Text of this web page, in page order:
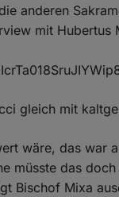
anderen
mit Hubertus
gleich mit
wäre, das war
müsste das doch
Bischof Mixa